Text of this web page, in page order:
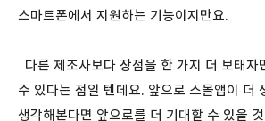
스마트폰에서 지원하는 기능이지만요.
다른 제조사보다 장점을 한 가지 더 보태자
수 있다는 점일 텐데요. 앞으로 스몰앱이 더
생각해본다면 앞으로를 더 기대할 수 있을